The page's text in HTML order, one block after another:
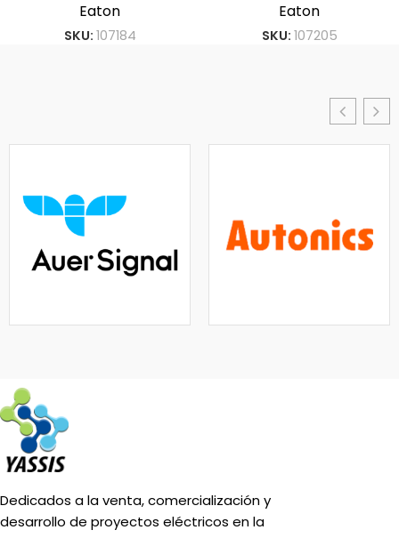
Eaton
SKU: 107184
Eaton
SKU: 107205
Dedicados a la venta, comercialización y
desarrollo de proyectos eléctricos en la